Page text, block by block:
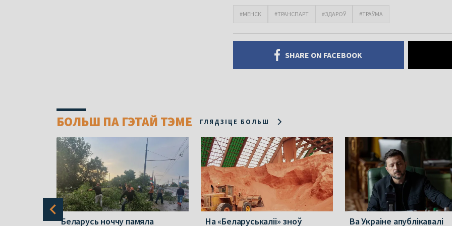
#МЕНСК #ТРАНСПАРТ #ЗДАРОЎ #ТРАЎМА
SHARE ON FACEBOOK
БОЛЬШ ПА ГЭТАЙ ТЭМЕ ГЛЯДЗІЦЕ БОЛЬШ
Беларусь ноччу памяла На «Беларуськаліі» зноў Ва Украіне апублікавалі